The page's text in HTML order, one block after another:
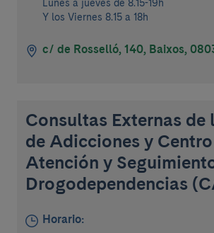
Lunes a jueves de 8.15-19h
Y los Viernes 8.15 a 18h
c/ de Rosselló, 140, Baixos,
Consultas Externas de
de Adicciones y
Atención y
Drogodependencias
Horario: